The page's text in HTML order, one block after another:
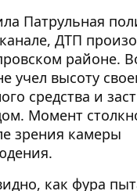
Патрульная
ДТП
районе.
учел высоту
средства и
Момент
зрения камеры
как фура